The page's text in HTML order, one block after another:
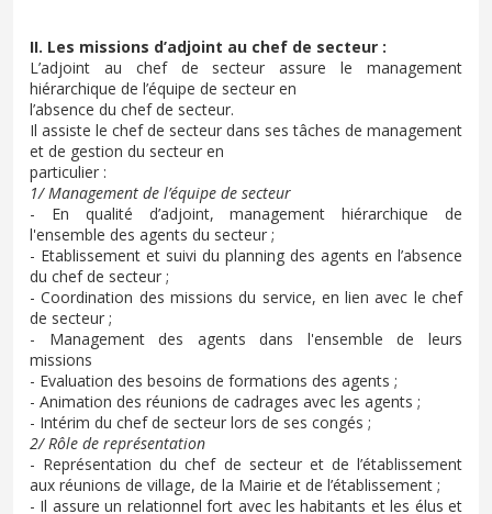
II. Les missions d’adjoint au chef de secteur :
L’adjoint au chef de secteur assure le management
hiérarchique de l’équipe de secteur en
l’absence du chef de secteur.
Il assiste le chef de secteur dans ses tâches de management
et de gestion du secteur en
particulier :
1/ Management de l’équipe de secteur
- En qualité d’adjoint, management hiérarchique de
l'ensemble des agents du secteur ;
- Etablissement et suivi du planning des agents en l’absence
du chef de secteur ;
- Coordination des missions du service, en lien avec le chef
de secteur ;
- Management des agents dans l'ensemble de leurs
missions
- Evaluation des besoins de formations des agents ;
- Animation des réunions de cadrages avec les agents ;
- Intérim du chef de secteur lors de ses congés ;
2/ Rôle de représentation
- Représentation du chef de secteur et de l’établissement
aux réunions de village, de la Mairie et de l’établissement ;
- Il assure un relationnel fort avec les habitants et les élus et